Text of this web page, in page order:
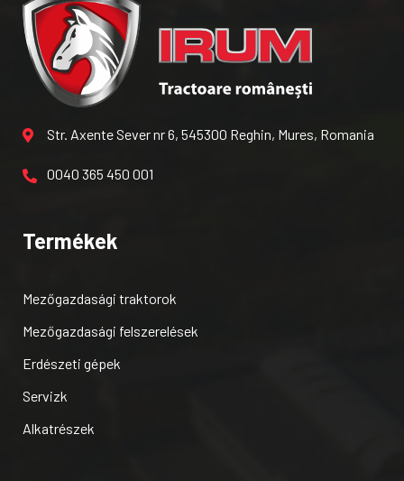
Str. Axente Sever nr 6, 545300 Reghin, Mures, Romania
0040 365 450 001
Termékek
Mezőgazdasági traktorok
Mezőgazdasági felszerelések
Erdészeti gépek
Servizk
Alkatrészek